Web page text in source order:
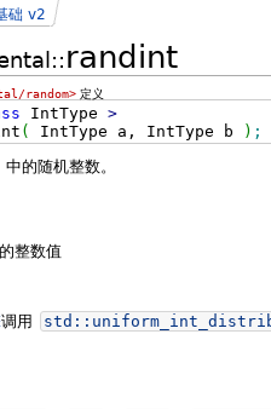
randint
础 v2
random> 定义
IntType >
( IntType a, IntType b ) ;
中的随机整数。
整数值
调用 std::